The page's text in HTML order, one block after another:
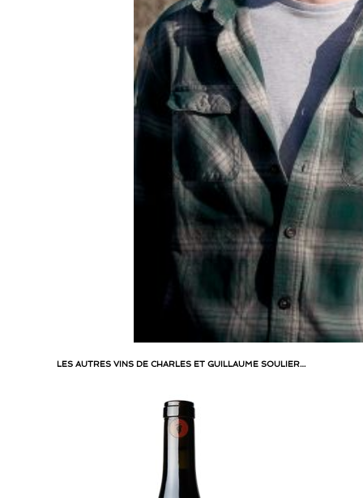
LES AUTRES VINS DE CHARLES ET GUILLAUME SOULIER…